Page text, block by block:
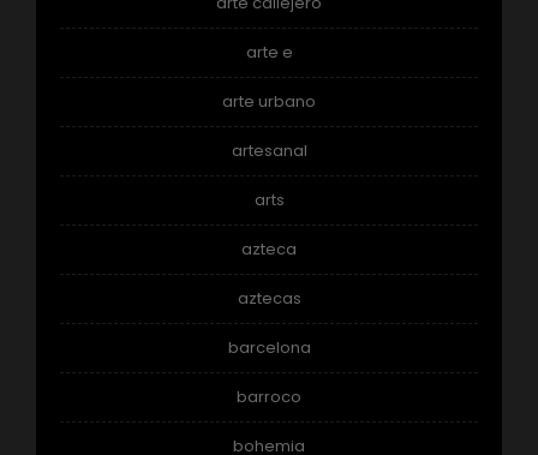
arte e
arte urbano
artesanal
arts
azteca
aztecas
barcelona
barroco
bohemia